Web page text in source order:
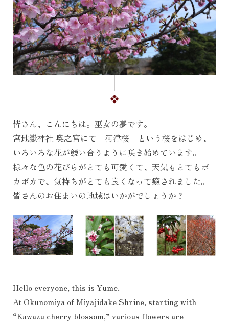
皆さん、こんにちは。巫女の夢です。
宮地嶽神社 奥之宮にて「河津桜」という桜をはじめ、
いろいろな花が競い合うように咲き始めています。
様々な色の花びらがとても可愛くて、天気もとてもポ
カポカで、気持ちがとても良くなって癒されました。
皆さんのお住まいの地域はいかがでしょうか？
Hello everyone, this is Yume.
At Okunomiya of Miyajidake Shrine, starting with
“Kawazu cherry blossom,” various flowers are